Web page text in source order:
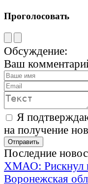
Проголосовать
Обсуждение:
Ваш
Я
на получение
Последние
ХМАО: Рискнул
Воронежская